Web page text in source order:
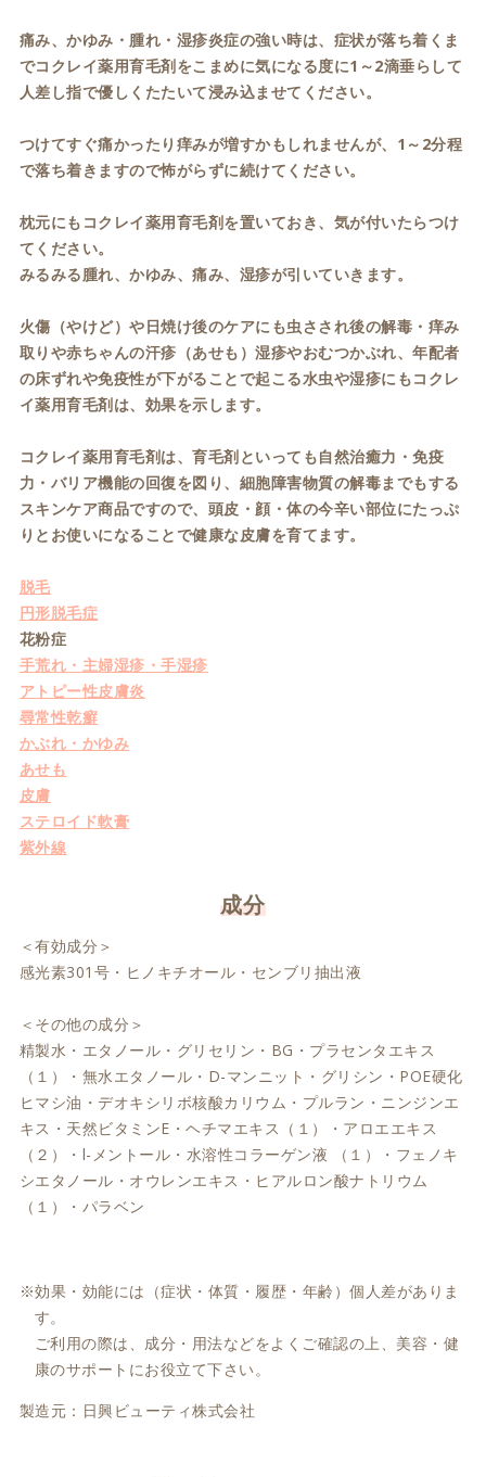
痛み、かゆみ・腫れ・湿疹炎症の強い時は、症状が落ち着くま
でコクレイ薬用育毛剤をこまめに気になる度に1～2滴垂らして
人差し指で優しくたたいて浸み込ませてください。
つけてすぐ痛かったり痒みが増すかもしれませんが、1～2分程
で落ち着きますので怖がらずに続けてください。
枕元にもコクレイ薬用育毛剤を置いておき、気が付いたらつけ
てください。
みるみる腫れ、かゆみ、痛み、湿疹が引いていきます。
火傷（やけど）や日焼け後のケアにも虫さされ後の解毒・痒み
取りや赤ちゃんの汗疹（あせも）湿疹やおむつかぶれ、年配者
の床ずれや免疫性が下がることで起こる水虫や湿疹にもコクレ
イ薬用育毛剤は、効果を示します。
コクレイ薬用育毛剤は、育毛剤といっても自然治癒力・免疫
力・バリア機能の回復を図り、細胞障害物質の解毒までもする
スキンケア商品ですので、頭皮・顔・体の今辛い部位にたっぷ
りとお使いになることで健康な皮膚を育てます。
脱毛
円形脱毛症
花粉症
手荒れ・主婦湿疹・手湿疹
アトピー性皮膚炎
尋常性乾癬
かぶれ・かゆみ
あせも
皮膚
ステロイド軟膏
紫外線
成分
＜有効成分＞
感光素301号・ヒノキチオール・センブリ抽出液
＜その他の成分＞
精製水・エタノール・グリセリン・BG・プラセンタエキス
（１）・無水エタノール・D-マンニット・グリシン・POE硬化
ヒマシ油・デオキシリボ核酸カリウム・プルラン・ニンジンエ
キス・天然ビタミンE・ヘチマエキス（１）・アロエエキス
（２）・l-メントール・水溶性コラーゲン液 （１）・フェノキ
シエタノール・オウレンエキス・ヒアルロン酸ナトリウム
（１）・パラベン
効果・効能には（症状・体質・履歴・年齢）個人差がありま
す。
ご利用の際は、成分・用法などをよくご確認の上、美容・健
康のサポートにお役立て下さい。
製造元：日興ビューティ株式会社